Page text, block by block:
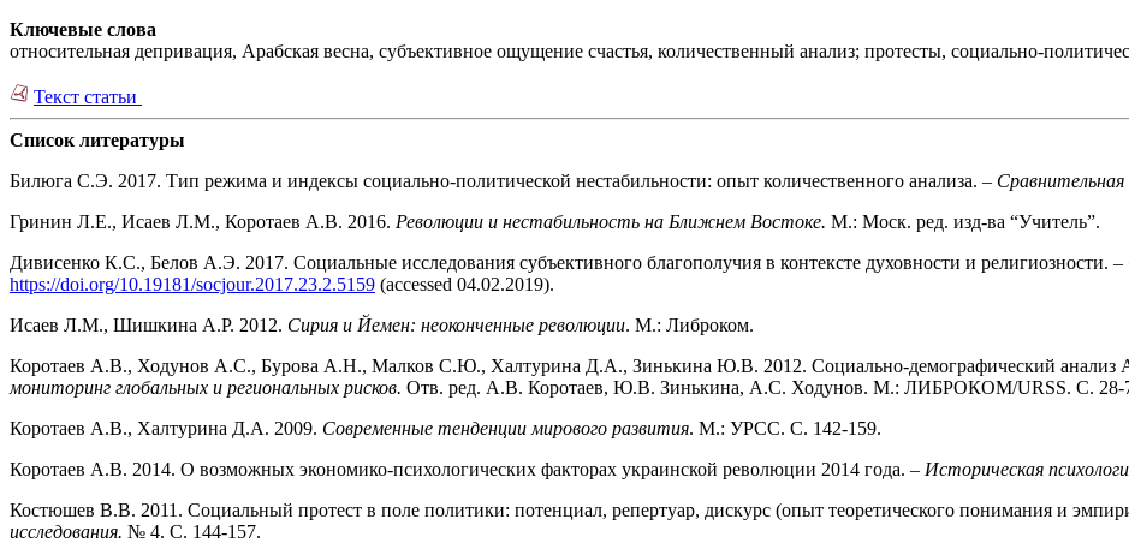
Ключевые слова
относительная депривация, Арабская весна, субъективное ощущение счастья, количественный анализ; протесты, социально-
Текст статьи
Список литературы
Билюга С.Э. 2017. Тип режима и индексы социально-политической нестабильности: опыт количественного анализа. –
Гринин Л.Е., Исаев Л.М., Коротаев А.В. 2016. Революции и нестабильность на Ближнем Востоке. М.: Моск. ред. изд-ва “Учитель”.
Дивисенко К.С., Белов А.Э. 2017. Социальные исследования субъективного благополучия в контексте духовности и религиозности. –
https://doi.org/10.19181/socjour.2017.23.2.5159 (accessed 04.02.2019).
Исаев Л.М., Шишкина А.Р. 2012. Сирия и Йемен: неоконченные революции. М.: Либроком.
Коротаев А.В., Ходунов А.С., Бурова А.Н., Малков С.Ю., Халтурина Д.А., Зинькина Ю.В. 2012. Социально-демографический анализ
мониторинг глобальных и региональных рисков. Отв. ред. А.В. Коротаев, Ю.В. Зинькина, А.С. Ходунов. М.: ЛИБРОКОМ/URSS. С. 28-
Коротаев А.В., Халтурина Д.А. 2009. Современные тенденции мирового развития. М.: УРСС. С. 142-159.
Коротаев А.В. 2014. О возможных экономико-психологических факторах украинской революции 2014 года. – Историческая
Костюшев В.В. 2011. Социальный протест в поле политики: потенциал, репертуар, дискурс (опыт теоретического понимания и
исследования. № 4. С. 144-157.